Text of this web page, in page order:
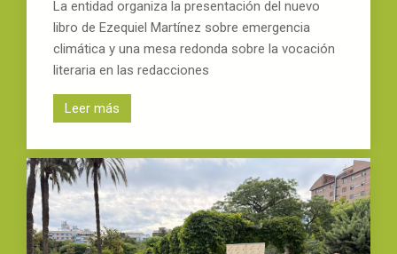
La entidad organiza la presentación del nuevo
libro de Ezequiel Martínez sobre emergencia
climática y una mesa redonda sobre la vocación
literaria en las redacciones
Leer más